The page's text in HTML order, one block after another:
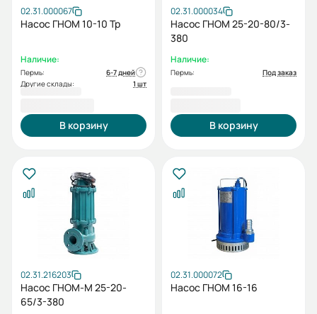
02.31.000067
Насос ГНОМ 10-10 Тр
Наличие:
Пермь:
6-7 дней
Другие склады:
1 шт
В корзину
02.31.000034
Насос ГНОМ 25-20-80/3-
380
Наличие:
Пермь: Под заказ
В корзину
02.31.216203
Насос ГНОМ-М 25-20-
65/3-380
02.31.000072
Насос ГНОМ 16-16